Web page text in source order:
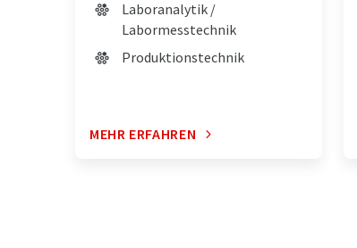
Laboranalytik /
Labormesstechnik
Produktionstechnik
MEHR ERFAHREN